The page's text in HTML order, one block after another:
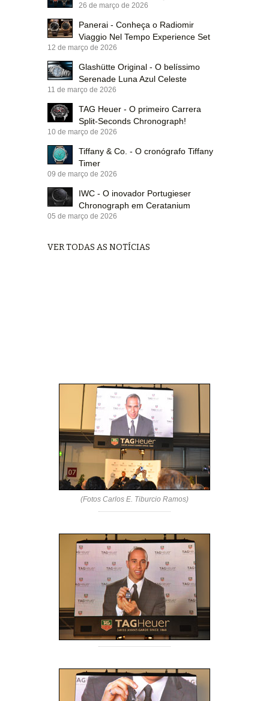
26 de março de 2026
Panerai - Conheça o Radiomir
Viaggio Nel Tempo Experience Set
12 de março de 2026
Glashütte Original - O belíssimo
Serenade Luna Azul Celeste
11 de março de 2026
TAG Heuer - O primeiro Carrera
Split-Seconds Chronograph!
10 de março de 2026
Tiffany & Co. - O cronógrafo Tiffany
Timer
09 de março de 2026
IWC - O inovador Portugieser
Chronograph em Ceratanium
05 de março de 2026
VER TODAS AS NOTÍCIAS
(Fotos Carlos E. Tiburcio Ramos)